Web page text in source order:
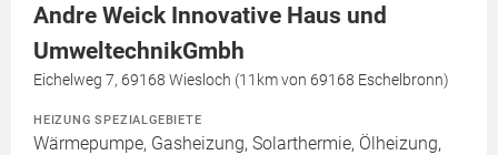
Andre Weick Innovative Haus und
UmweltechnikGmbh
Eichelweg 7, 69168 Wiesloch (11km von 69168 Eschelbronn)
HEIZUNG SPEZIALGEBIETE
Wärmepumpe, Gasheizung, Solarthermie, Ölheizung,